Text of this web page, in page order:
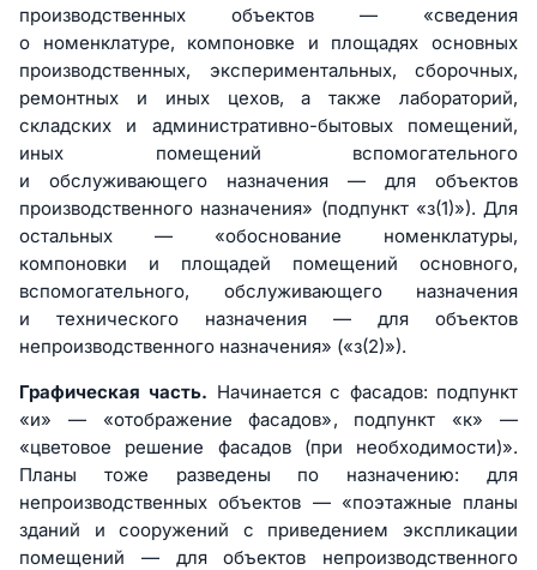
производственных объектов — «сведения
о номенклатуре, компоновке и площадях основных
производственных, экспериментальных, сборочных,
ремонтных и иных цехов, а также лабораторий,
складских и административно-бытовых помещений,
иных помещений вспомогательного
и обслуживающего назначения — для объектов
производственного назначения» (подпункт «з(1)»). Для
остальных — «обоснование номенклатуры,
компоновки и площадей помещений основного,
вспомогательного, обслуживающего назначения
и технического назначения — для объектов
непроизводственного назначения» («з(2)»).
Графическая часть. Начинается с фасадов: подпункт
«и» — «отображение фасадов», подпункт «к» —
«цветовое решение фасадов (при необходимости)».
Планы тоже разведены по назначению: для
непроизводственных объектов — «поэтажные планы
зданий и сооружений с приведением экспликации
помещений — для объектов непроизводственного